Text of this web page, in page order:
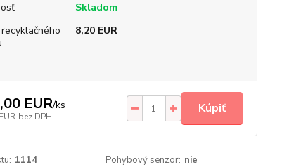
Skladom
8,20 EUR
EUR/ks
bez DPH
Kúpiť
1114 Pohybový senzor: nie